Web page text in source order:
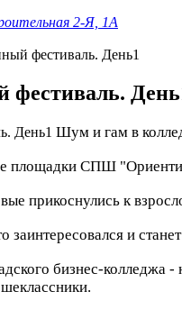
2-Я, 1А
фестиваль. День1
Шум и гам в
площадки СПШ
прикоснулись к
заинтересовался и
бизнес-колледжа